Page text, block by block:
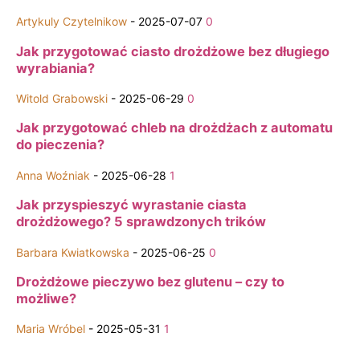
Artykuly Czytelnikow - 2025-07-07 0
Jak przygotować ciasto drożdżowe bez długiego
wyrabiania?
Witold Grabowski - 2025-06-29 0
Jak przygotować chleb na drożdżach z automatu
do pieczenia?
Anna Woźniak - 2025-06-28 1
Jak przyspieszyć wyrastanie ciasta
drożdżowego? 5 sprawdzonych trików
Barbara Kwiatkowska - 2025-06-25 0
Drożdżowe pieczywo bez glutenu – czy to
możliwe?
Maria Wróbel - 2025-05-31 1